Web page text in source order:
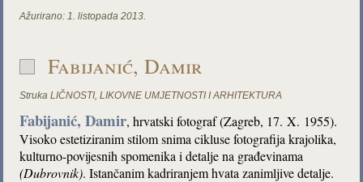
Ažurirano: 1. listopada 2013.
Fabijanić, Damir
Struka LIČNOSTI,LIKOVNE UMJETNOSTI I ARHITEKTURA
Fabijanić, Damir, hrvatski fotograf (Zagreb, 17. X. 1955).
Visoko estetiziranim stilom snima cikluse fotografija krajolika,
kulturno-povijesnih spomenika i detalje na građevinama
(Dubrovnik). Istančanim kadriranjem hvata zanimljive detalje.